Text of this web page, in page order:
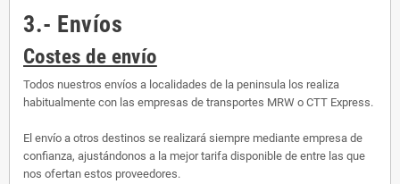
3.- Envíos
Costes de envío
Todos nuestros envíos a localidades de la peninsula los realiza
habitualmente con las empresas de transportes MRW o CTT Express.
El envío a otros destinos se realizará siempre mediante empresa de
confianza, ajustándonos a la mejor tarifa disponible de entre las que
nos ofertan estos proveedores.